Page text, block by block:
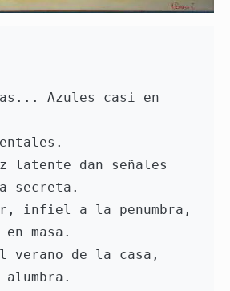
Azules casi en
latente dan señales
secreta.
masa.
verano de la casa,
alumbra.